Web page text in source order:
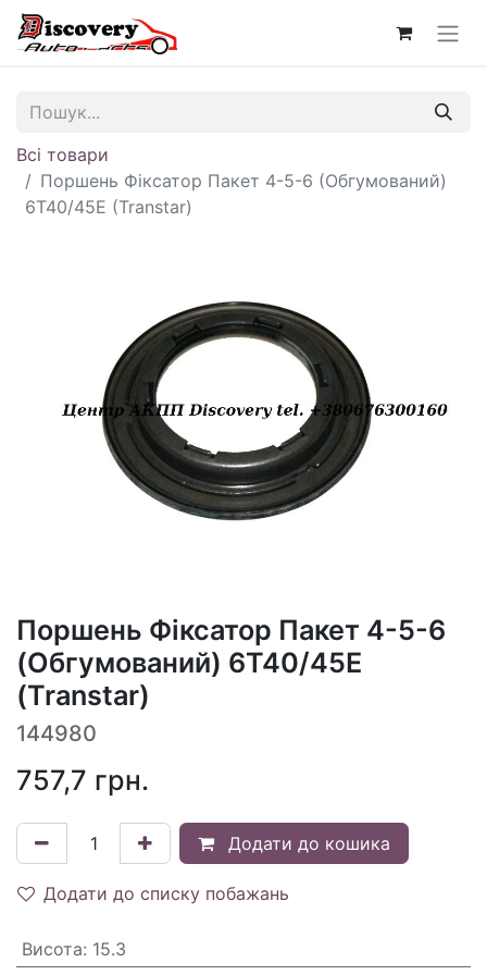
Всі товари
Поршень Фіксатор Пакет 4-5-6 (Обгумований)
6T40/45E (Transtar)
Поршень Фіксатор Пакет 4-5-6
(Обгумований) 6T40/45E
(Transtar)
144980
757,7 грн.
Додати до кошика
Додати до списку побажань
Висота: 15.3